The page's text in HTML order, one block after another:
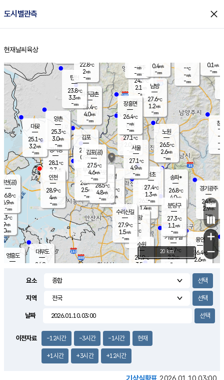
도시별관측 close
홈
현재날씨 육상
의도
℃
m/s
mm
영흥도
양주
24.3℃
2.1
-mm
과천
26.5℃
1.4m/s
- mm
용인
26.4℃
2.6m/s
경기광주
24.5℃
2.9m/s
-mm
2.5m/s
대부도
24.9
14.5
경서동
28.1℃
2.7 m/s
-mm
파주금촌
25.4℃
4.0m/s
-mm
-℃
-m/s
-mm
대곶
25.1℃
3.2m/s
-mm
창
-
-m/
-
탄현
23.8℃
3.3m/s
-mm
0.1 m/s
-mm
의왕
- ℃
m/s
mm
김포
27.9℃
0.9 m/s
mm
광명
28.3 ℃
2.6 m/s
-mm
부천
28.4℃
2.5m/s
-mm
양촌
25.3℃
3.0m/s
-mm
구로
28.5℃
4.8m/s
-mm
은평
27.1℃
2.0 m/s
- mm
노원
26.5℃
2.6m/s
-mm
송파*
26.8℃
4.0m/s
-mm
서초
27.4℃
1.3m/s
-mm
남방
27.6℃
1.2m/s
-mm
기흥구갈
26.7℃
2.2m/s
-
수리산길
27.9℃
1.5m/s
-mm
분당구
27.3℃
1.1 m/s
-mm
장흥면
26.4℃
-m/s
-mm
-m/s
-mm
인천(공)
26.8℃
6.9m/s
-mm
김포(공)
27.5℃
4.6m/s
-mm
수원
27.9℃
3.5 m/s
인천
28.9℃
4m/s
-mm
서울
27.1℃
4.9m/s
-mm
22.8℃
2m/s
-mm
0.4m/s
-mm
+
−
20 km
요소
지역
날짜
이전자료 -12시간 -3시간 -1시간 현재
+1시간 +3시간 +12시간